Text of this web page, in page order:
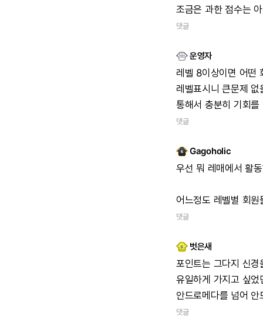
조금은 과한 점수는
댓글
운영자
레벨 8이상이면 어떤
레벨표시니 큰문제 없
통해서 충분히 기회를
댓글
Gagoholic
우선 뭐 레매에서 활
어느정도 레벨별 회원
댓글
벗은새
포인트는 그다지 신경
유일하게 가지고 싶었
안드로메다를 넘어 안
댓글